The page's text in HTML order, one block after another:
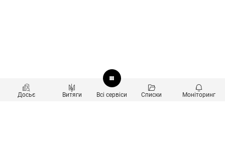
Досьє Витяги Всі сервіси Списки Моніторинг